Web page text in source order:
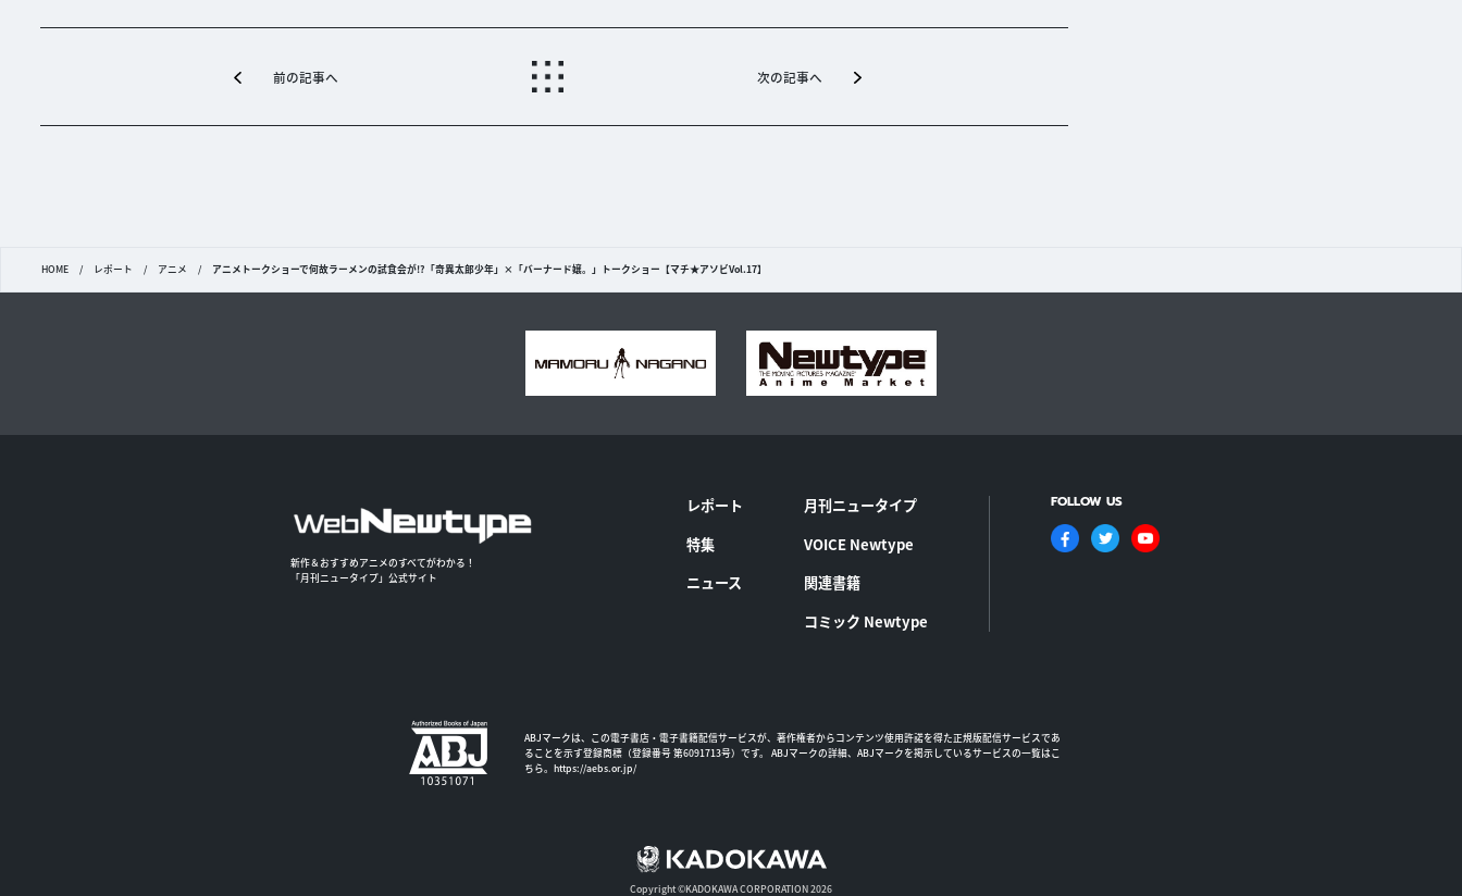
前の記事へ 次の記事へ
HOME / レポート / アニメ / アニメトークショーで何故ラーメンの試食会が!?「奇異太郎少年」×「バーナード嬢。」トークショー【マチ★アソビVol.17】
新作＆おすすめアニメのすべてがわかる！
「月刊ニュータイプ」公式サイト
レポート
特集
ニュース
月刊ニュータイプ
VOICE Newtype
関連書籍
コミック Newtype
FOLLOW US
ABJマークは、この電子書店・電子書籍配信サービスが、著作権者からコンテンツ使用許諾を得た正規版配信サービスであ
ることを示す登録商標（登録番号 第6091713号）です。 ABJマークの詳細、ABJマークを掲示しているサービスの一覧はこ
ちら。 https://aebs.or.jp/
Copyright ©KADOKAWA CORPORATION 2026